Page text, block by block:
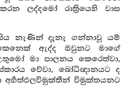
ලද්දමෝ රාත්‍රියෙහි වාස
නැණින් දැනැ ගන්නාවූ යම්
කෙනෙක් ඇද්ද ඔවුනට මාගේ
මා පාලනය කෙරෙත්වා,
වේවා, බෝධිඥානයට ද
අර්‍හත්ඵලවිමුක්තීන් විමුක්තයනට